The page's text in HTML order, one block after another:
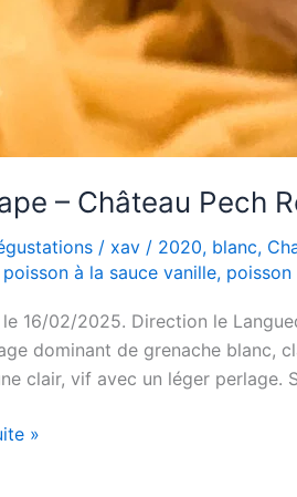
– Château Pech
/ xav / 2020, blanc,
poisson à la sauce vanille,
16/02/2025. Direction le
dominant de grenache blanc,
clair, vif avec un léger perlage.
»